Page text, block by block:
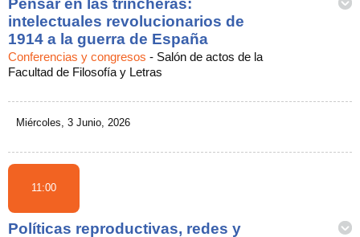
intelectuales revolucionarios de
1914 a la guerra de España
Conferencias y congresos - Salón de actos de la
Facultad de Filosofía y Letras
Miércoles, 3 Junio, 2026
11:00
Políticas reproductivas, redes y